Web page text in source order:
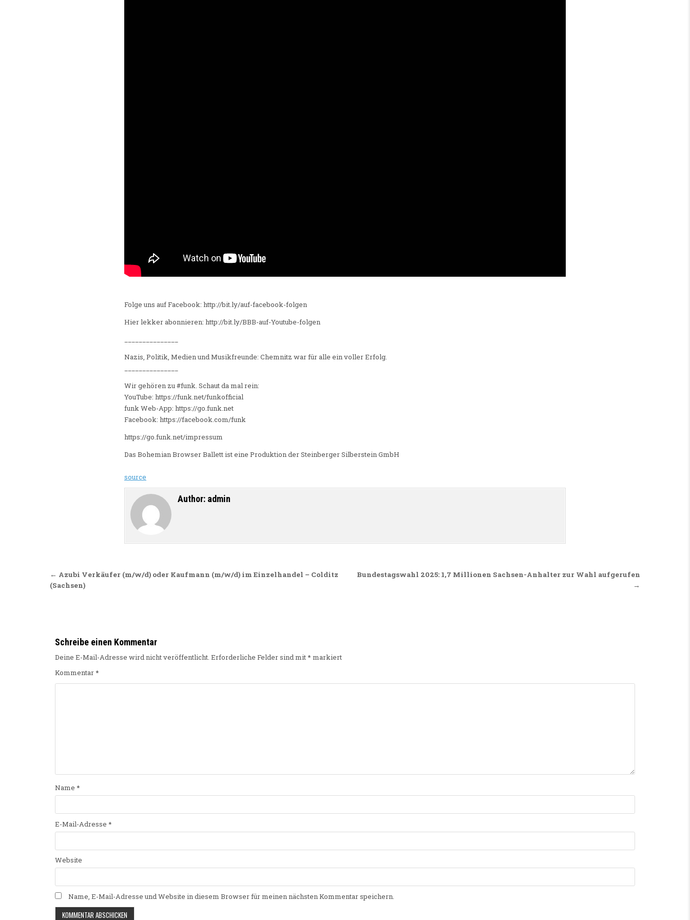
Folge uns auf Facebook: http://bit.ly/auf-facebook-folgen
Hier lekker abonnieren: http://bit.ly/BBB-auf-Youtube-folgen
Nazis, Politik, Medien und Musikfreunde: Chemnitz war für alle ein voller Erfolg.
Wir gehören zu #funk. Schaut da mal rein:
YouTube: https://funk.net/funkofficial
funk Web-App: https://go.funk.net
Facebook: https://facebook.com/funk
https://go.funk.net/impressum
Das Bohemian Browser Ballett ist eine Produktion der Steinberger Silberstein GmbH
source
Author: admin
Beitragsnavigation
Bundestagswahl 2025: 1,7 Millionen Sachsen-Anhalter zur Wahl aufgerufen
→
← Azubi Verkäufer (m/w/d) oder Kaufmann (m/w/d) im Einzelhandel – Colditz
(Sachsen)
Schreibe einen Kommentar
Deine E-Mail-Adresse wird nicht veröffentlicht. Erforderliche Felder sind mit* markiert
Kommentar*
Name *
E-Mail-Adresse *
Website
Name, E-Mail-Adresse und Website in diesem Browser für meinen nächsten Kommentar speichern.